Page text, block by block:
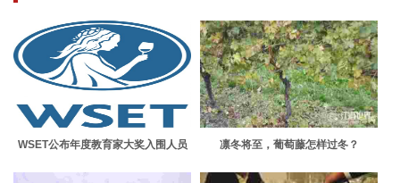
WSET公布年度教育家大奖入围人员
凛冬将至，葡萄藤怎样过冬？